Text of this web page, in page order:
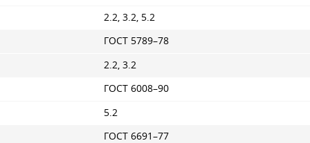
2.2, 3.2, 5.2
ГОСТ 5789–78
2.2, 3.2
ГОСТ 6008–90
5.2
ГОСТ 6691–77